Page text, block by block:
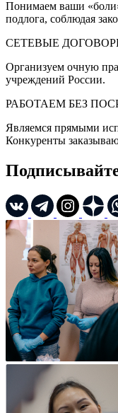
Понимаем ваши
подлога, соблюдая
СЕТЕВЫЕ
Организуем очную
учреждений России.
РАБОТАЕМ БЕЗ
Являемся прямыми
Конкуренты